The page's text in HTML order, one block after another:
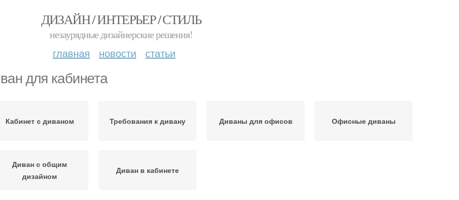
ДИЗАЙН / ИНТЕРЬЕР / СТИЛЬ
незаурядные дизайнерские решения!
главная новости статьи
для кабинета
Кабинет с диваном Требования к дивану Диваны для офисов Офисные диваны
Диван с общим
дизайном
Диван в кабинете